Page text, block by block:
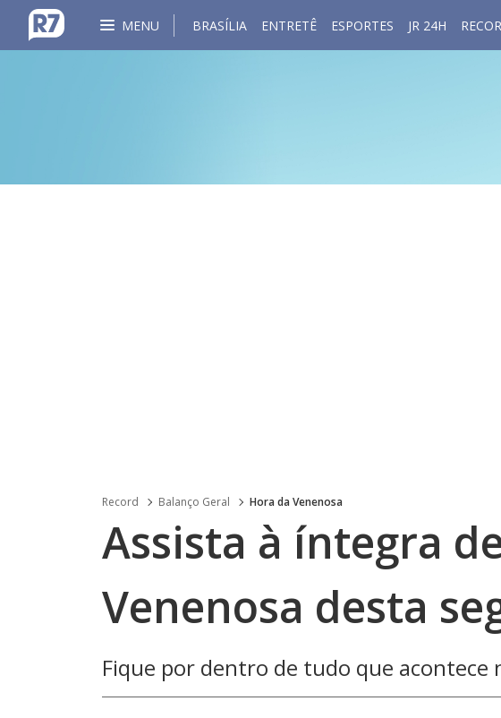
MENU BRASÍLIA ENTRETÊ ESPORTES JR 24H
Record Balanço Geral Hora da Venenosa
Assista à íntegra
Venenosa desta
Fique por dentro de tudo que acontece